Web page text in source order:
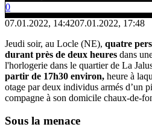
0
07.01.2022, 14:4207.01.2022, 17:48
Jeudi soir, au Locle (NE), quatre
durant près de deux heures dans
l'horlogerie dans le quartier de La
partir de 17h30 environ, heure à
otage par deux individus armés d’un
compagne à son domicile chaux-de-
Sous la menace